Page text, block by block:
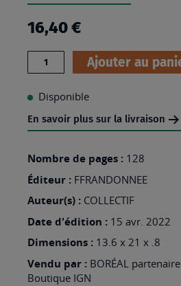
the
images
gallery
16,40 €
Quantité Ajouter au
Disponible
En savoir plus sur la livraison
Nombre de pages : 128
Éditeur : FFRANDONNEE
Auteur(s) : COLLECTIF
Date d'édition : 15 avr. 2022
Dimensions : 13.6 x 21 x .8
Vendu par : BORÉAL
Boutique IGN